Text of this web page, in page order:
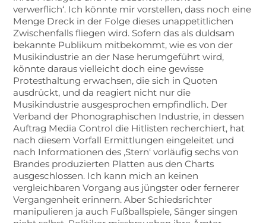
verwerflich‘. Ich könnte mir vorstellen, dass noch eine
Menge Dreck in der Folge dieses unappetitlichen
Zwischenfalls fliegen wird. Sofern das als duldsam
bekannte Publikum mitbekommt, wie es von der
Musikindustrie an der Nase herumgeführt wird,
könnte daraus vielleicht doch eine gewisse
Protesthaltung erwachsen, die sich in Quoten
ausdrückt, und da reagiert nicht nur die
Musikindustrie ausgesprochen empfindlich. Der
Verband der Phonographischen Industrie, in dessen
Auftrag Media Control die Hitlisten recherchiert, hat
nach diesem Vorfall Ermittlungen eingeleitet und
nach Informationen des ‚Stern‘ vorläufig sechs von
Brandes produzierten Platten aus den Charts
ausgeschlossen. Ich kann mich an keinen
vergleichbaren Vorgang aus jüngster oder fernerer
Vergangenheit erinnern. Aber Schiedsrichter
manipulieren ja auch Fußballspiele, Sänger singen